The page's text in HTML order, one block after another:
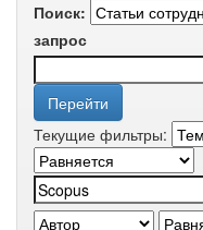
Поиск:
запрос
Текущие фильтры: